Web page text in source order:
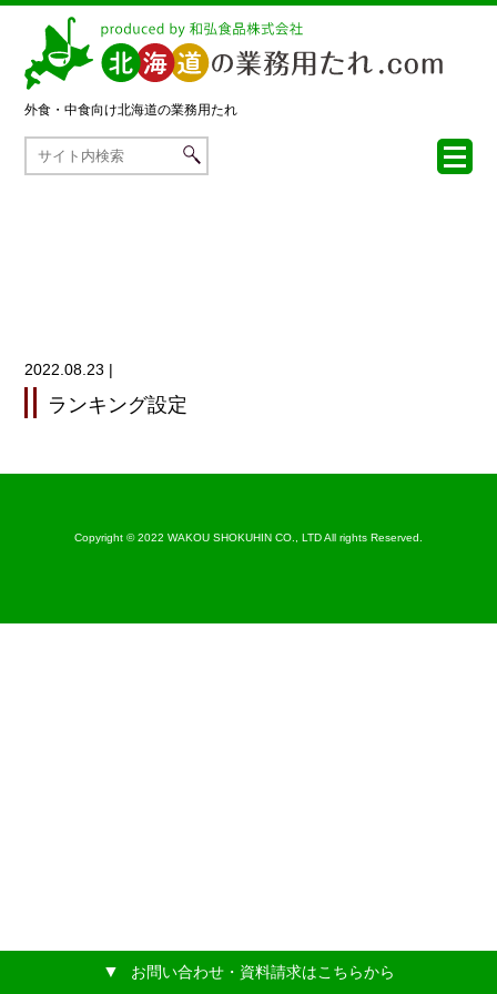
外食・中食向け北海道の業務用たれ
2022.08.23 |
ランキング設定
お問い合わせ・資料請求はこちらから
Copyright © 2022 WAKOU SHOKUHIN CO., LTD All rights Reserved.